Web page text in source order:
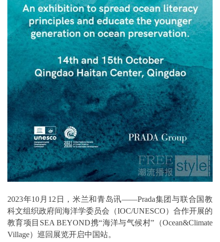
2023年10月12日，米兰和青岛讯——Prada集团与联合国教
科文组织政府间海洋学委员会（IOC/UNESCO）合作开展的
教育项目SEA BEYOND携“海洋与气候村”（Ocean&Climate
Village）巡回展览开启中国站。